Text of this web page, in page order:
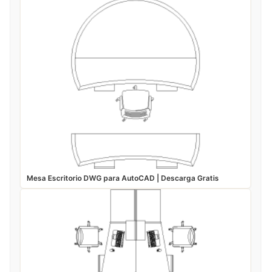
Mesa Escritorio DWG para AutoCAD | Descarga Gratis